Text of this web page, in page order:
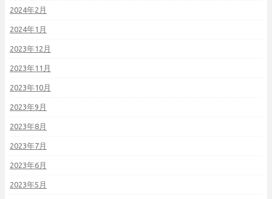
2024年2月
2024年1月
2023年12月
2023年11月
2023年10月
2023年9月
2023年8月
2023年7月
2023年6月
2023年5月